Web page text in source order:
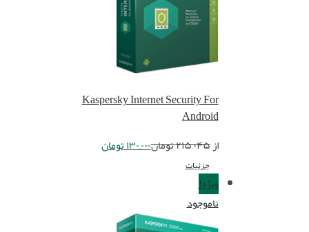
Kaspersky Internet Security For
Android
از۲۱۵,۰۴۵تومان۱۳۰,۰۰۰تومان
جزئیات
ویژه!
ناموجود